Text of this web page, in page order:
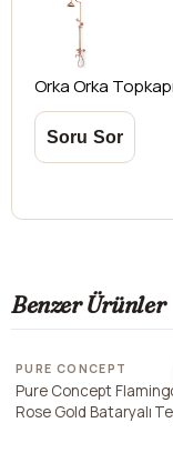
Renk
Kargo teslim
mesafelere
Kargo
oluşabilecek
Kargonuzu
düşündüğünüz
Aksi
OrkaOrka
Benzer Ürünler
PURE CONCEPT
Pure Concept
Rose Gold Bataryalı